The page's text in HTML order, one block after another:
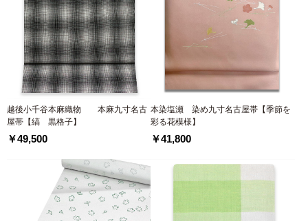
越後小千谷本麻織物 本麻九寸名古
屋帯【縞 黒格子】
￥49,500
本染塩瀬 染め九寸名古屋帯【季節を
彩る花模様】
￥41,800